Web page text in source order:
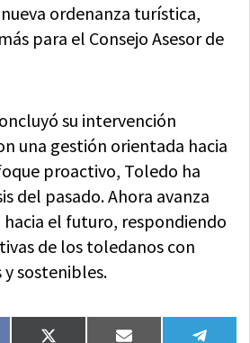
ordenanza turística,
para el Consejo Asesor de
su intervención
una gestión orientada hacia
proactivo, Toledo ha
del pasado. Ahora avanza
el futuro, respondiendo
de los toledanos con
sostenibles.